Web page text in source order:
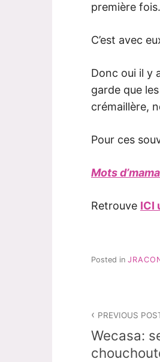
première
C’est avec
Donc oui il y
garde que
crémaillère,
Pour ces
Mots
Retrouve ICI
Posted in
de
l’article
PREVIOUS
Wecasa: